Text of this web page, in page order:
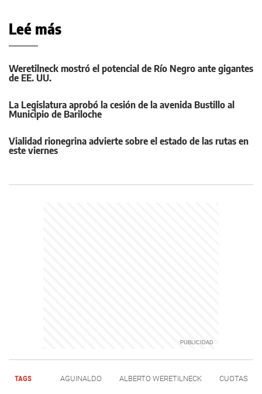
Leé más
Weretilneck mostró el potencial de Río Negro ante gigantes
de EE. UU.
La Legislatura aprobó la cesión de la avenida Bustillo al
Municipio de Bariloche
Vialidad rionegrina advierte sobre el estado de las rutas en
este viernes
TAGS AGUINALDO ALBERTO WERETILNECK CUOTAS